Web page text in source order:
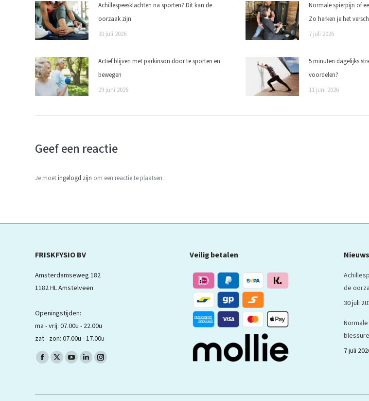
Achillespeesklachten na sporten? Dit kan de
oorzaak zijn
30 juli 2026
Normale spierpijn of
Zo herken je het
7 juli 2026
Actief blijven met parkinson door te sporten en
bewegen
29 juni 2026
5 minuten dagelijks
voordelen?
11 juni 2026
Geef een reactie
Je moetingelogd zijn om een reactie te plaatsen.
FRISKFYSIO BV
Amsterdamseweg 182
1182 HL Amstelveen
Openingstijden:
ma - vrij: 07.00u - 22.00u
zat - zon: 07.00u - 17.00u
Volg ons op:
Facebook
X
YouTubeLinkedInInstagram
Veilig betalen Nieuws
de
30 juli
7 juli